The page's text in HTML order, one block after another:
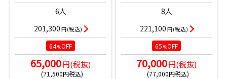
6人
201,300 円(税込)
64%OFF
65,000円(税抜)
(71,500円税込)
8人
221,100 円(税込)
65 %OFF
70,000円(税抜)
(77,000円税込)